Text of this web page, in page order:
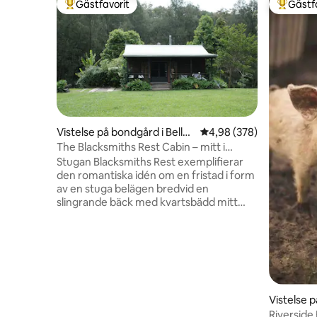
Populär gästfavorit
Gästfavorit
Vistelse på bondgård i Bellbr
ook
4,98 av 5 i
4,98 (378)
The Blacksmiths Rest Cabin – mitt i
skogsbäcken
Stugan Blacksmiths Rest exemplifierar
den romantiska idén om en fristad i form
av en stuga belägen bredvid en
slingrande bäck med kvartsbädd mitt
Vistelse
mans